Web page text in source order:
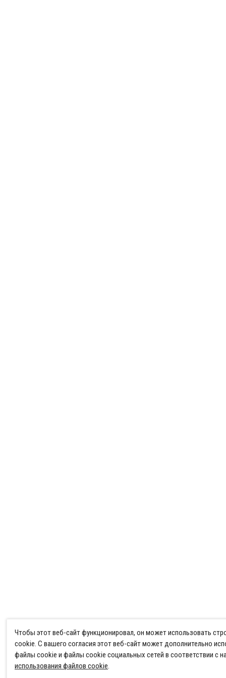
Чтобы этот веб-сайт функционировал, он может использовать
cookie. С вашего согласия этот веб-сайт может дополнительно
файлы cookie и файлы cookie социальных сетей в соответствии с
использования файлов cookie